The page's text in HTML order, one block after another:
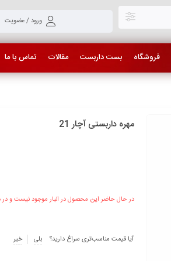
ورود / عضویت
فروشگاه بست داربست مقالات تماس با ما
مهره داربستی آچار 21
در حال حاضر این محصول در انبار موجود نیست و
آیا قیمت مناسب‌تری سراغ دارید؟ بلی خیر